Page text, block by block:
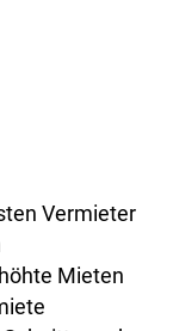
Vermieter
Mieten